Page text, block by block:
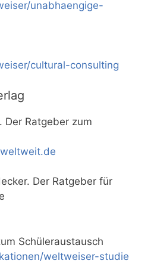
unabhaengige-
cultural-consulting
Der Ratgeber zum
Der Ratgeber für
Schüleraustausch
weltweiser-studie